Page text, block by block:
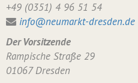
+49 (0351) 4 96 51 54
info@neumarkt-dresden.de
Der Vorsitzende
Rampische Straße 29
01067 Dresden